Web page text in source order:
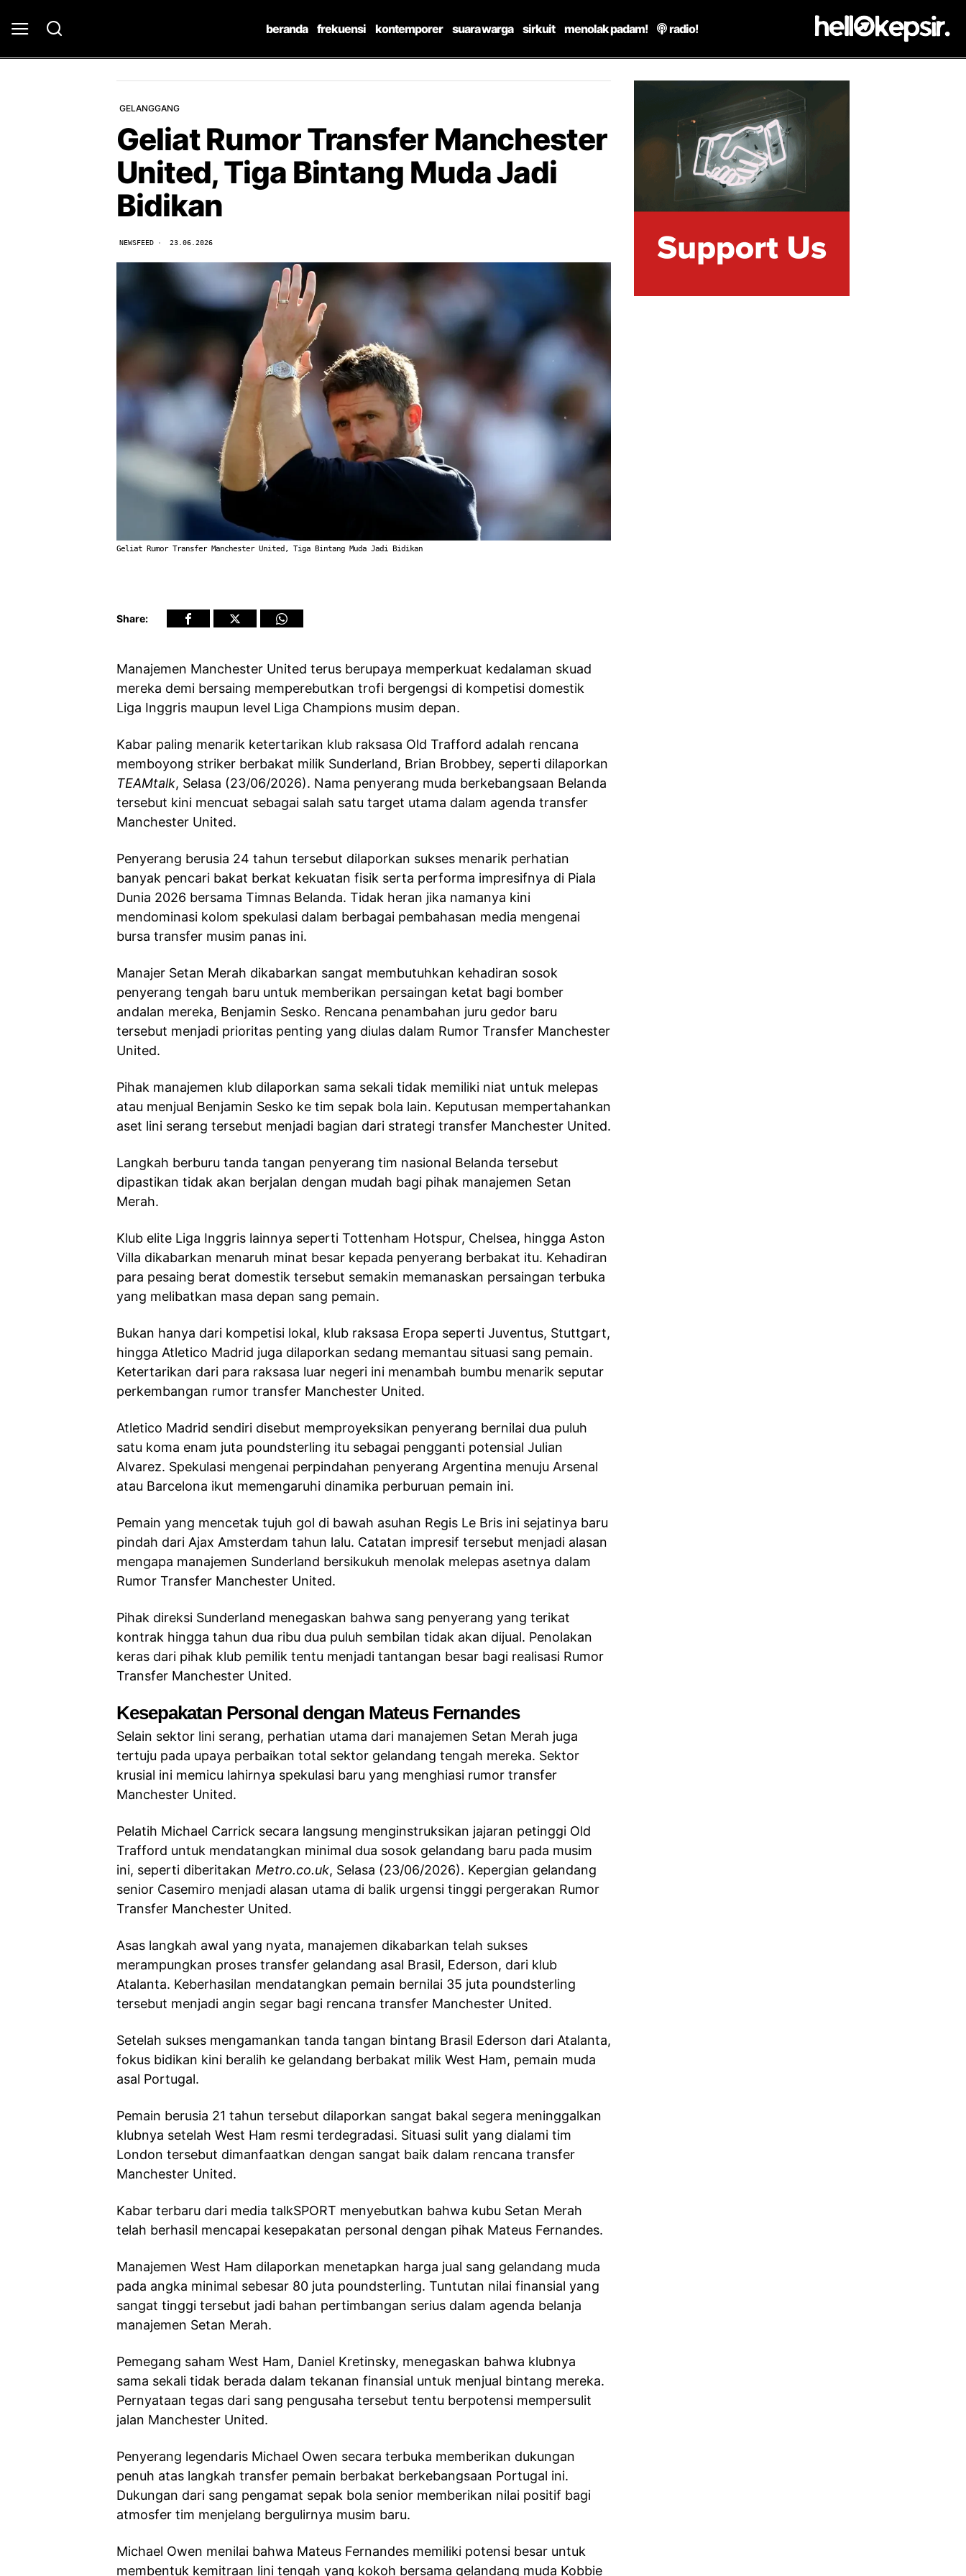
beranda frekuensi kontemporer suara warga sirkuit menolak padam! radio!
GELANGGANG
Geliat Rumor Transfer Manchester
United, Tiga Bintang Muda Jadi
Bidikan
NEWSFEED 23.06.2026
Geliat Rumor Transfer Manchester United, Tiga Bintang Muda Jadi Bidikan
Share:
Manajemen Manchester United terus berupaya memperkuat kedalaman skuad
mereka demi bersaing memperebutkan trofi bergengsi di kompetisi domestik
Liga Inggris maupun level Liga Champions musim depan.
Kabar paling menarik ketertarikan klub raksasa Old Trafford adalah rencana
memboyong striker berbakat milik Sunderland, Brian Brobbey, seperti dilaporkan
TEAMtalk, Selasa (23/06/2026). Nama penyerang muda berkebangsaan Belanda
tersebut kini mencuat sebagai salah satu target utama dalam agenda transfer
Manchester United.
Penyerang berusia 24 tahun tersebut dilaporkan sukses menarik perhatian
banyak pencari bakat berkat kekuatan fisik serta performa impresifnya di Piala
Dunia 2026 bersama Timnas Belanda. Tidak heran jika namanya kini
mendominasi kolom spekulasi dalam berbagai pembahasan media mengenai
bursa transfer musim panas ini.
Manajer Setan Merah dikabarkan sangat membutuhkan kehadiran sosok
penyerang tengah baru untuk memberikan persaingan ketat bagi bomber
andalan mereka, Benjamin Sesko. Rencana penambahan juru gedor baru
tersebut menjadi prioritas penting yang diulas dalam Rumor Transfer Manchester
United.
Pihak manajemen klub dilaporkan sama sekali tidak memiliki niat untuk melepas
atau menjual Benjamin Sesko ke tim sepak bola lain. Keputusan mempertahankan
aset lini serang tersebut menjadi bagian dari strategi transfer Manchester United.
Langkah berburu tanda tangan penyerang tim nasional Belanda tersebut
dipastikan tidak akan berjalan dengan mudah bagi pihak manajemen Setan
Merah.
Klub elite Liga Inggris lainnya seperti Tottenham Hotspur, Chelsea, hingga Aston
Villa dikabarkan menaruh minat besar kepada penyerang berbakat itu. Kehadiran
para pesaing berat domestik tersebut semakin memanaskan persaingan terbuka
yang melibatkan masa depan sang pemain.
Bukan hanya dari kompetisi lokal, klub raksasa Eropa seperti Juventus, Stuttgart,
hingga Atletico Madrid juga dilaporkan sedang memantau situasi sang pemain.
Ketertarikan dari para raksasa luar negeri ini menambah bumbu menarik seputar
perkembangan rumor transfer Manchester United.
Atletico Madrid sendiri disebut memproyeksikan penyerang bernilai dua puluh
satu koma enam juta poundsterling itu sebagai pengganti potensial Julian
Alvarez. Spekulasi mengenai perpindahan penyerang Argentina menuju Arsenal
atau Barcelona ikut memengaruhi dinamika perburuan pemain ini.
Pemain yang mencetak tujuh gol di bawah asuhan Regis Le Bris ini sejatinya baru
pindah dari Ajax Amsterdam tahun lalu. Catatan impresif tersebut menjadi alasan
mengapa manajemen Sunderland bersikukuh menolak melepas asetnya dalam
Rumor Transfer Manchester United.
Pihak direksi Sunderland menegaskan bahwa sang penyerang yang terikat
kontrak hingga tahun dua ribu dua puluh sembilan tidak akan dijual. Penolakan
keras dari pihak klub pemilik tentu menjadi tantangan besar bagi realisasi Rumor
Transfer Manchester United.
Kesepakatan Personal dengan Mateus Fernandes
Selain sektor lini serang, perhatian utama dari manajemen Setan Merah juga
tertuju pada upaya perbaikan total sektor gelandang tengah mereka. Sektor
krusial ini memicu lahirnya spekulasi baru yang menghiasi rumor transfer
Manchester United.
Pelatih Michael Carrick secara langsung menginstruksikan jajaran petinggi Old
Trafford untuk mendatangkan minimal dua sosok gelandang baru pada musim
ini, seperti diberitakan Metro.co.uk, Selasa (23/06/2026). Kepergian gelandang
senior Casemiro menjadi alasan utama di balik urgensi tinggi pergerakan Rumor
Transfer Manchester United.
Asas langkah awal yang nyata, manajemen dikabarkan telah sukses
merampungkan proses transfer gelandang asal Brasil, Ederson, dari klub
Atalanta. Keberhasilan mendatangkan pemain bernilai 35 juta poundsterling
tersebut menjadi angin segar bagi rencana transfer Manchester United.
Setelah sukses mengamankan tanda tangan bintang Brasil Ederson dari Atalanta,
fokus bidikan kini beralih ke gelandang berbakat milik West Ham, pemain muda
asal Portugal.
Pemain berusia 21 tahun tersebut dilaporkan sangat bakal segera meninggalkan
klubnya setelah West Ham resmi terdegradasi. Situasi sulit yang dialami tim
London tersebut dimanfaatkan dengan sangat baik dalam rencana transfer
Manchester United.
Kabar terbaru dari media talkSPORT menyebutkan bahwa kubu Setan Merah
telah berhasil mencapai kesepakatan personal dengan pihak Mateus Fernandes.
Manajemen West Ham dilaporkan menetapkan harga jual sang gelandang muda
pada angka minimal sebesar 80 juta poundsterling. Tuntutan nilai finansial yang
sangat tinggi tersebut jadi bahan pertimbangan serius dalam agenda belanja
manajemen Setan Merah.
Pemegang saham West Ham, Daniel Kretinsky, menegaskan bahwa klubnya
sama sekali tidak berada dalam tekanan finansial untuk menjual bintang mereka.
Pernyataan tegas dari sang pengusaha tersebut tentu berpotensi mempersulit
jalan Manchester United.
Penyerang legendaris Michael Owen secara terbuka memberikan dukungan
penuh atas langkah transfer pemain berbakat berkebangsaan Portugal ini.
Dukungan dari sang pengamat sepak bola senior memberikan nilai positif bagi
atmosfer tim menjelang bergulirnya musim baru.
Michael Owen menilai bahwa Mateus Fernandes memiliki potensi besar untuk
membentuk kemitraan lini tengah yang kokoh bersama gelandang muda Kobbie